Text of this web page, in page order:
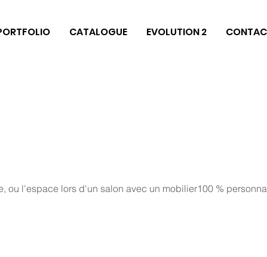
CATALOGUE EVOLUTION 2
ou l'espace lors d'un salon avec un mobilier100 %